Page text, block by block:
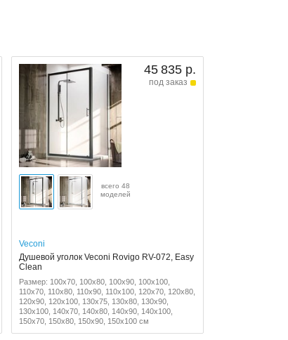
45 835 р.
под заказ
всего 48
моделей
Veconi
Душевой уголок Veconi Rovigo RV-072, Easy
Clean
Размер: 100x70, 100x80, 100x90, 100x100,
110x70, 110x80, 110x90, 110x100, 120x70, 120x80,
120x90, 120x100, 130x75, 130x80, 130x90,
130x100, 140x70, 140x80, 140x90, 140x100,
150x70, 150x80, 150x90, 150x100 см